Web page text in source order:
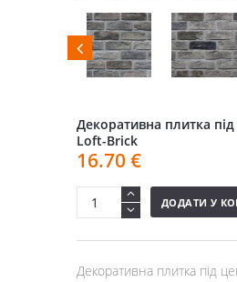
Декоративна плитка
Loft-Brick
16.70 €
ДОДАТИ У
Декоративна плитка під